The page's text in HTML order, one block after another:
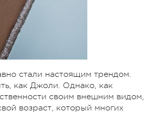
стали настоящим трендом.
как Джоли. Однако, как
своим внешним видом,
возраст, который многих